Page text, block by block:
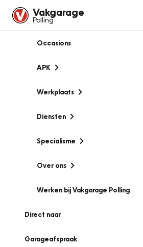
Vakgarage
Polling
Occasions
APK
Werkplaats
Diensten
Specialisme
Over ons
Werken bij Vakgarage Polling
Direct naar
Garageafspraak